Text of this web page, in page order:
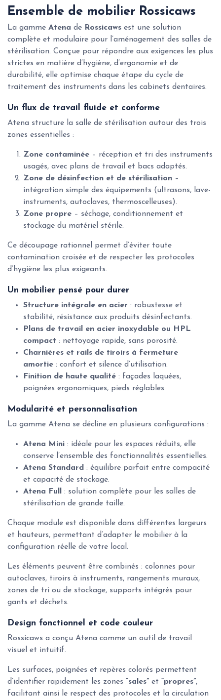
Ensemble de mobilier Rossicaws
La gamme Atena de Rossicaws est une solution
complète et modulaire pour l’aménagement des salles de
stérilisation. Conçue pour répondre aux exigences les plus
strictes en matière d’hygiène, d’ergonomie et de
durabilité, elle optimise chaque étape du cycle de
traitement des instruments dans les cabinets dentaires.
Un flux de travail fluide et conforme
Atena structure la salle de stérilisation autour des trois
zones essentielles :
Zone contaminée – réception et tri des instruments
usagés, avec plans de travail et bacs adaptés.
Zone de désinfection et de stérilisation –
intégration simple des équipements (ultrasons, lave-
instruments, autoclaves, thermoscelleuses).
Zone propre – séchage, conditionnement et
stockage du matériel stérile.
Ce découpage rationnel permet d’éviter toute
contamination croisée et de respecter les protocoles
d’hygiène les plus exigeants.
Un mobilier pensé pour durer
Structure intégrale en acier : robustesse et
stabilité, résistance aux produits désinfectants.
Plans de travail en acier inoxydable ou HPL
compact : nettoyage rapide, sans porosité.
Charnières et rails de tiroirs à fermeture
amortie : confort et silence d’utilisation.
Finition de haute qualité : façades laquées,
poignées ergonomiques, pieds réglables.
Modularité et personnalisation
La gamme Atena se décline en plusieurs configurations :
Atena Mini : idéale pour les espaces réduits, elle
conserve l’ensemble des fonctionnalités essentielles.
Atena Standard : équilibre parfait entre compacité
et capacité de stockage.
Atena Full
: solution complète pour les salles de
stérilisation de grande taille.
Chaque module est disponible dans différentes largeurs
et hauteurs, permettant d’adapter le mobilier à la
configuration réelle de votre local.
Les éléments peuvent être combinés : colonnes pour
autoclaves, tiroirs à instruments, rangements muraux,
zones de tri ou de stockage, supports intégrés pour
gants et déchets.
Design fonctionnel et code couleur
Rossicaws a conçu Atena comme un outil de travail
visuel et intuitif.
Les surfaces, poignées et repères colorés permettent
d’identifier rapidement les zones “sales” et “propres”,
facilitant ainsi le respect des protocoles et la circulation